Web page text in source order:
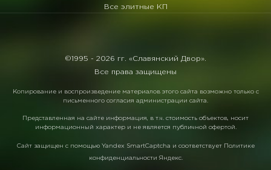
Все элитные КП
©1995 - 2026 гг. «Славянский Двор».
Все права защищены
Копирование и воспроизведение материалов этого сайта возможно только с
письменного согласия администрации сайта.
Представленная на сайте информация, в т.ч. стоимость объектов, носит
информационный характер и не является публичной офертой.
Сайт защищен с помощью Yandex SmartCaptcha и соответствует Политике
конфиденциальности Яндекс.